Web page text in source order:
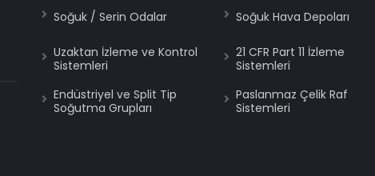
Soğuk / Serin Odalar Soğuk Hava Depoları
Uzaktan İzleme ve Kontrol
Sistemleri
21 CFR Part 11 İzleme
Sistemleri
Endüstriyel ve Split Tip
Soğutma Grupları
Paslanmaz Çelik Raf
Sistemleri